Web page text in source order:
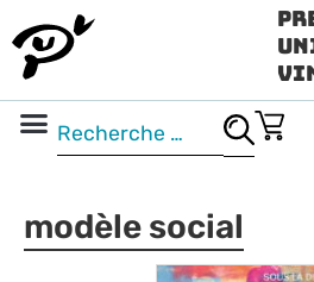
modèle social